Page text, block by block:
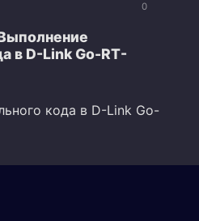
0
в D-Link Go-RT-
кода в D-Link Go-